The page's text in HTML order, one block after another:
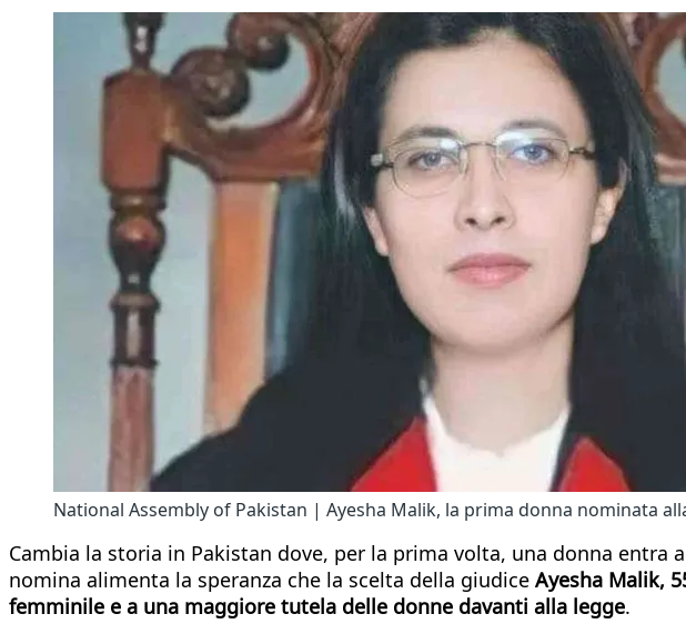
National Assembly of Pakistan | Ayesha Malik, la prima donna nominata
Cambia la storia in Pakistan dove, per la prima volta, una donna
nomina alimenta la speranza che la scelta della giudice Ayesha Malik,
femminile e a una maggiore tutela delle donne davanti alla legge.